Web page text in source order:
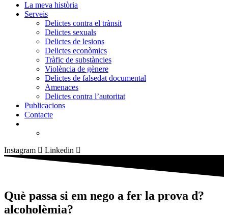
La meva història
Serveis
Delictes contra el trànsit
Delictes sexuals
Delictes de lesions
Delictes econòmics
Tràfic de substàncies
Violència de gènere
Delictes de falsedat documental
Amenaces
Delictes contra l’autoritat
Publicacions
Contacte
Instagram Linkedin
Què passa si em nego a fer la prova d?
alcoholèmia?